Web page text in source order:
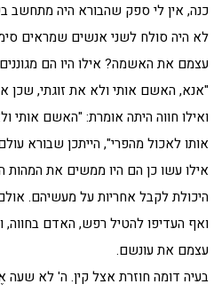
כנה, אין לי ספק שהבורא היה מתחשב
לא היה סולח לשני אנשים שמראים
עצמם את האשמה? אילו היו הם
"אנא, האשם אותי ולא את זוגתי, שכן
ואילו חווה היתה אומרת: "האשם אותי
אותו לאכול מהפרי", הייתכן שבורא
אילו עשו כן הם היו ממשים את
היכולת לקבל אחריות על מעשיהם.
ואף העדיפו להטיל רפש, האדם בחווה,
עצמם את עונשם.
בעיה דומה חוזרת אצל קין. ה' לא שעה